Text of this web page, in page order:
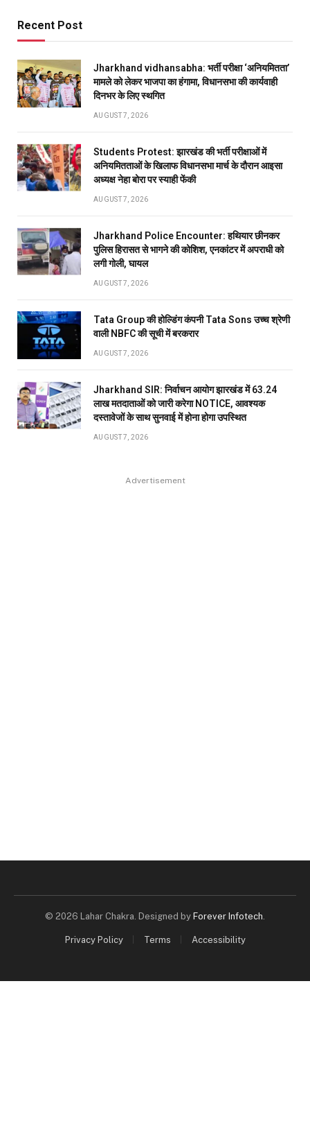
Recent Post
Jharkhand vidhansabha: भर्ती परीक्षा ‘अनियमितता’
मामले को लेकर भाजपा का हंगामा, विधानसभा की कार्यवाही
दिनभर के लिए स्थगित
AUGUST 7, 2026
Students Protest: झारखंड की भर्ती परीक्षाओं में
अनियमितताओं के खिलाफ विधानसभा मार्च के दौरान आइसा
अध्यक्ष नेहा बोरा पर स्याही फेंकी
AUGUST 7, 2026
Jharkhand Police Encounter: हथियार छीनकर
पुलिस हिरासत से भागने की कोशिश, एनकांटर में अपराधी को
लगी गोली, घायल
AUGUST 7, 2026
Tata Group की होल्डिंग कंपनी Tata Sons उच्च श्रेणी
वाली NBFC की सूची में बरकरार
AUGUST 7, 2026
Jharkhand SIR: निर्वाचन आयोग झारखंड में 63.24
लाख मतदाताओं को जारी करेगा NOTICE, आवश्यक
दस्तावेजों के साथ सुनवाई में होना होगा उपस्थित
AUGUST 7, 2026
Advertisement
© 2026 Lahar Chakra. Designed by Forever Infotech
Privacy Policy Terms Accessibility